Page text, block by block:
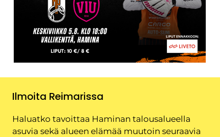
Ilmoita Reimarissa
Haluatko tavoittaa Haminan talousalueella
asuvia sekä alueen elämää muutoin seuraavia